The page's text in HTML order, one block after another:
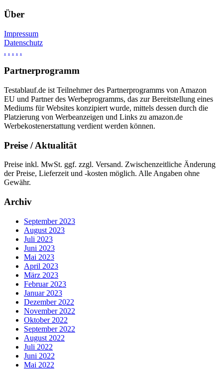
Über
Impressum
Datenschutz
. . . . .
Partnerprogramm
Testablauf.de ist Teilnehmer des Partnerprogramms von Amazon
EU und Partner des Werbeprogramms, das zur Bereitstellung eines
Mediums für Websites konzipiert wurde, mittels dessen durch die
Platzierung von Werbeanzeigen und Links zu amazon.de
Werbekostenerstattung verdient werden können.
Preise / Aktualität
Preise inkl. MwSt. ggf. zzgl. Versand. Zwischenzeitliche Änderung
der Preise, Lieferzeit und -kosten möglich. Alle Angaben ohne
Gewähr.
Archiv
September 2023
August 2023
Juli 2023
Juni 2023
Mai 2023
April 2023
März 2023
Februar 2023
Januar 2023
Dezember 2022
November 2022
Oktober 2022
September 2022
August 2022
Juli 2022
Juni 2022
Mai 2022